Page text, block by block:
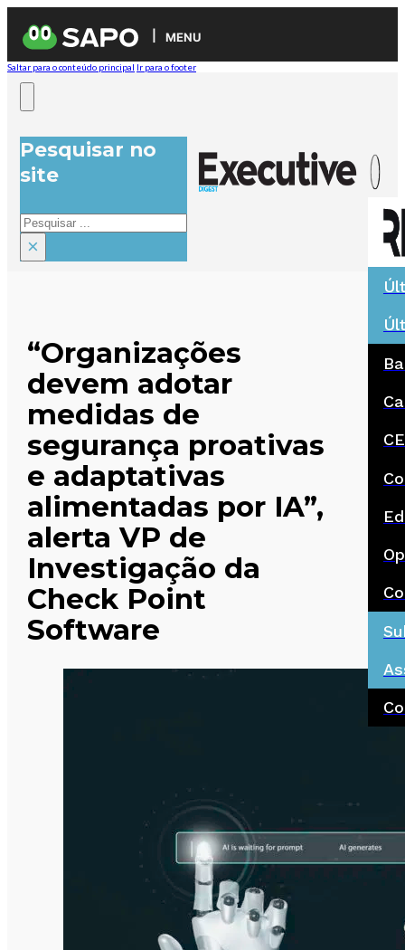
MENU
Saltar para o conteúdo principal Ir para o footer
Pesquisar no
site
Pesquisar
×
“Organizações
devem adotar
medidas de
segurança proativas
e adaptativas
alimentadas por IA”,
alerta VP de
Investigação da
Check Point
Software